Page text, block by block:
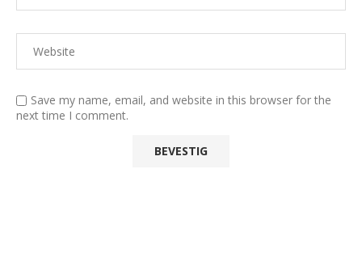
Save my name, email, and website in this browser for the
next time I comment.